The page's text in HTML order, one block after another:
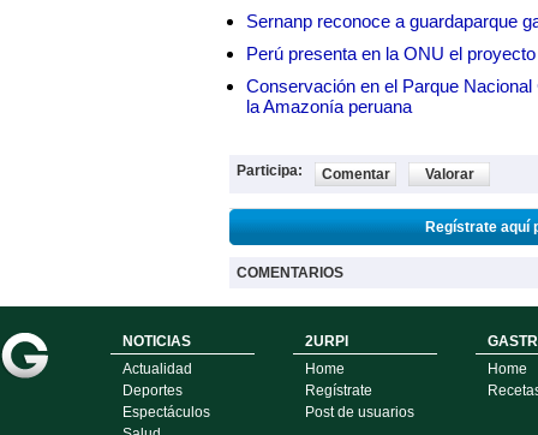
Sernanp reconoce a guardaparque
Perú presenta en la ONU el
Conservación en el Parque
la Amazonía peruana
Participa: Comentar Valorar
Regístrate aquí
COMENTARIOS
NOTICIAS
Actualidad
Deportes
Espectáculos
2URPI
Home
Regístrate
Post de usuarios
Home